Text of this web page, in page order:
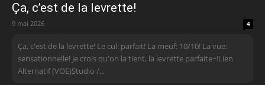
Ça, c’est de la levrette!
9 mai 2026 4
Ça, c'est de la levrette! Le cul: parfait! La meuf: 10/10! La vue:
sensationnelle! Je crois qu'on la tient, la levrette parfaite~!Lien
Alternatif (VOE)Studio /...